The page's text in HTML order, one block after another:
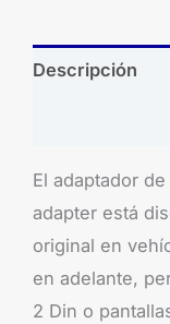
Descripción
El adaptador
adapter está
original en
en adelante,
2 Din o